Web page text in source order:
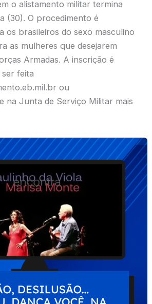
o alistamento militar termina
(30). O procedimento é
os brasileiros do sexo masculino
as mulheres que desejarem
Armadas. A inscrição é
feita
ou
na Junta de Serviço Militar mais